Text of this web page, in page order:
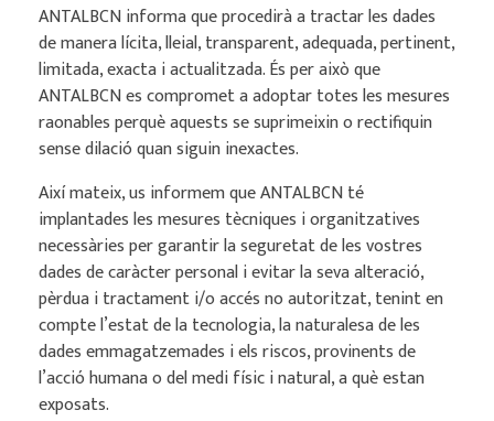
ANTALBCN informa que procedirà a tractar les dades
de manera lícita, lleial, transparent, adequada, pertinent,
limitada, exacta i actualitzada. És per això que
ANTALBCN es compromet a adoptar totes les mesures
raonables perquè aquests se suprimeixin o rectifiquin
sense dilació quan siguin inexactes.
Així mateix, us informem que ANTALBCN té
implantades les mesures tècniques i organitzatives
necessàries per garantir la seguretat de les vostres
dades de caràcter personal i evitar la seva alteració,
pèrdua i tractament i/o accés no autoritzat, tenint en
compte l’estat de la tecnologia, la naturalesa de les
dades emmagatzemades i els riscos, provinents de
l’acció humana o del medi físic i natural, a què estan
exposats.